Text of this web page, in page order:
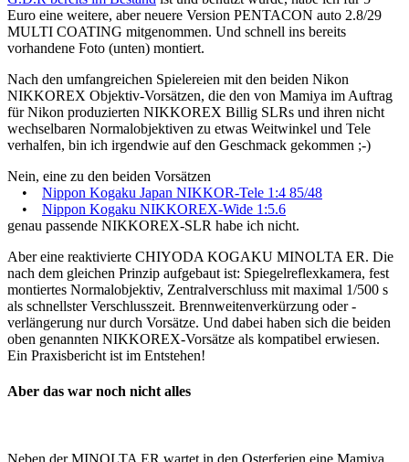
Euro eine weitere, aber neuere Version PENTACON auto 2.8/29
MULTI COATING mitgenommen. Und schnell ins bereits
vorhandene Foto (unten) montiert.
Nach den umfangreichen Spielereien mit den beiden Nikon
NIKKOREX Objektiv-Vorsätzen, die den von Mamiya im Auftrag
für Nikon produzierten NIKKOREX Billig SLRs und ihren nicht
wechselbaren Normalobjektiven zu etwas Weitwinkel und Tele
verhalfen, bin ich irgendwie auf den Geschmack gekommen ;-)
Nein, eine zu den beiden Vorsätzen
• Nippon Kogaku Japan NIKKOR-Tele 1:4 85/48
• Nippon Kogaku NIKKOREX-Wide 1:5.6
genau passende NIKKOREX-SLR habe ich nicht.
Aber eine reaktivierte CHIYODA KOGAKU MINOLTA ER. Die
nach dem gleichen Prinzip aufgebaut ist: Spiegelreflexkamera, fest
montiertes Normalobjektiv, Zentralverschluss mit maximal 1/500 s
als schnellster Verschlusszeit. Brennweitenverkürzung oder -
verlängerung nur durch Vorsätze. Und dabei haben sich die beiden
oben genannten NIKKOREX-Vorsätze als kompatibel erwiesen.
Ein Praxisbericht ist im Entstehen!
Aber das war noch nicht alles
Neben der MINOLTA ER wartet in den Osterferien eine Mamiya